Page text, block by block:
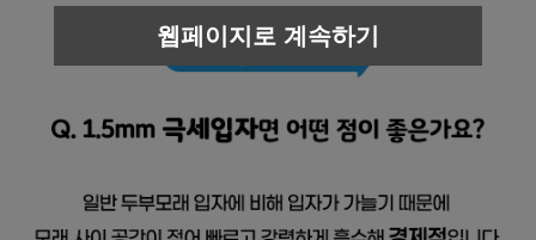
웹페이지로 계속하기